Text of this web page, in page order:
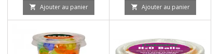
 Ajouter au panier  Ajouter au panier